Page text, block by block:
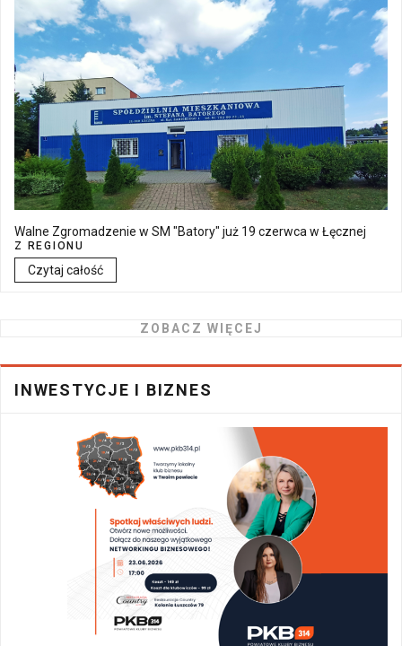
Walne Zgromadzenie w SM "Batory" już 19 czerwca w Łęcznej
Z REGIONU
Czytaj całość
ZOBACZ WIĘCEJ
INWESTYCJE I BIZNES